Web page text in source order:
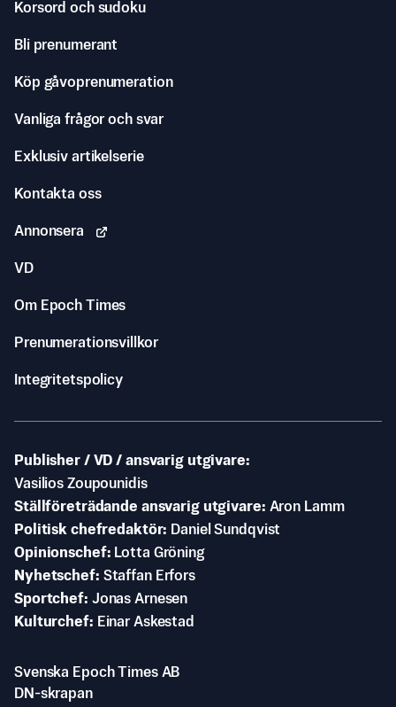
Korsord och sudoku
Bli prenumerant
Köp gåvoprenumeration
Vanliga frågor och svar
Exklusiv artikelserie
Kontakta oss
Annonsera
VD
Om Epoch Times
Prenumerationsvillkor
Integritetspolicy
Publisher / VD / ansvarig utgivare
Vasilios Zoupounidis
Ställföreträdande ansvarig utgivare Aron Lamm
Politisk chefredaktör
Daniel Sundqvist
Opinionschef
Lotta Gröning
Nyhetschef Staffan Erfors
Sportchef Jonas Arnesen
Kulturchef
Einar Askestad
Svenska Epoch Times AB
DN-skrapan